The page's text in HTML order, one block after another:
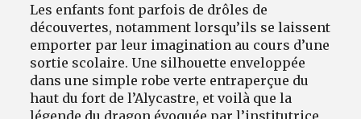
Les enfants font parfois de drôles de
découvertes, notamment lorsqu’ils se laissent
emporter par leur imagination au cours d’une
sortie scolaire. Une silhouette enveloppée
dans une simple robe verte entraperçue du
haut du fort de l’Alycastre, et voilà que la
légende du dragon évoquée par l’institutrice